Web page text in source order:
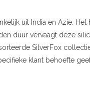
uit India en Azie.
duur vervaagt deze
SilverFox
klant behoefte